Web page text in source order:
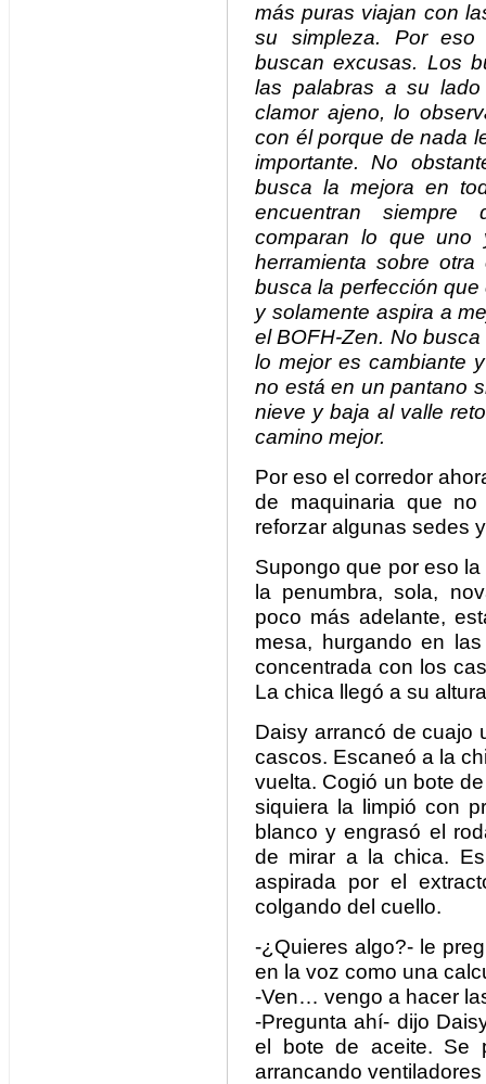
más puras viajan con
su simpleza. Por eso
buscan excusas. Los
las palabras a su
clamor ajeno, lo
con él porque de nada
importante. No
busca la mejora en
encuentran
comparan lo que uno
herramienta sobre
busca la perfección
y solamente aspira a
el BOFH-Zen. No
lo mejor es cambiante
no está en un pantano
nieve y baja al valle
camino mejor.
Por eso el corredor
de maquinaria que
reforzar algunas sedes
Supongo que por eso
la penumbra, sola,
poco más adelante,
mesa, hurgando en
concentrada con los
La chica llegó a su
Daisy arrancó de cuajo
cascos. Escaneó a la
vuelta. Cogió un bote
siquiera la limpió con
blanco y engrasó el
de mirar a la chica.
aspirada por el
colgando del cuello.
-¿Quieres algo?- le
en la voz como una
-Ven… vengo a hacer
-Pregunta ahí- dijo
el bote de aceite. Se
arrancando